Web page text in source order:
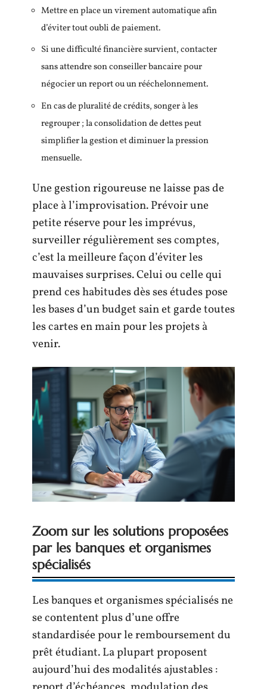
Mettre en place un virement automatique afin
d’éviter tout oubli de paiement.
Si une difficulté financière survient, contacter
sans attendre son conseiller bancaire pour
négocier un report ou un rééchelonnement.
En cas de pluralité de crédits, songer à les
regrouper ; la consolidation de dettes peut
simplifier la gestion et diminuer la pression
mensuelle.
Une gestion rigoureuse ne laisse pas de
place à l’improvisation. Prévoir une
petite réserve pour les imprévus,
surveiller régulièrement ses comptes,
c’est la meilleure façon d’éviter les
mauvaises surprises. Celui ou celle qui
prend ces habitudes dès ses études pose
les bases d’un budget sain et garde toutes
les cartes en main pour les projets à
venir.
Zoom sur les solutions proposées
par les banques et organismes
spécialisés
Les banques et organismes spécialisés ne
se contentent plus d’une offre
standardisée pour le remboursement du
prêt étudiant. La plupart proposent
aujourd’hui des modalités ajustables :